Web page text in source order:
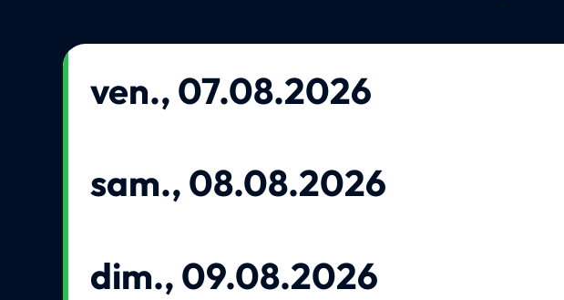
ven., 07.08.2026
sam., 08.08.2026
dim., 09.08.2026